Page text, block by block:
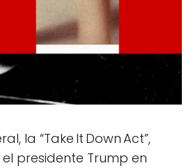
la “Take It Down Act”,
presidente Trump en